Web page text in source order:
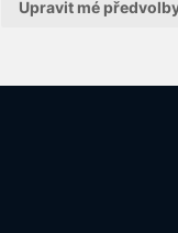
Upravit mé